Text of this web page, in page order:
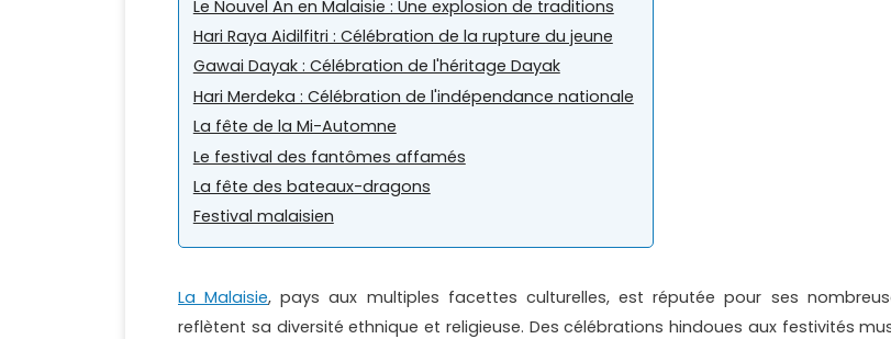
Le Nouvel An en Malaisie : Une explosion de traditions
Hari Raya Aidilfitri : Célébration de la rupture du jeune
Gawai Dayak : Célébration de l'héritage Dayak
Hari Merdeka : Célébration de l'indépendance nationale
La fête de la Mi-Automne
Le festival des fantômes affamés
La fête des bateaux-dragons
Festival malaisien
La Malaisie, pays aux multiples facettes culturelles, est réputée pour ses
reflètent sa diversité ethnique et religieuse. Des célébrations hindoues aux festivités